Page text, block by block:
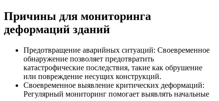
Причины для мониторинга
деформаций зданий
Предотвращение аварийных ситуаций: Своевременное
обнаружение позволяет предотвратить
катастрофические последствия, такие как обрушение
или повреждение несущих конструкций.
Своевременное выявление критических деформаций:
Регулярный мониторинг помогает выявлять начальные